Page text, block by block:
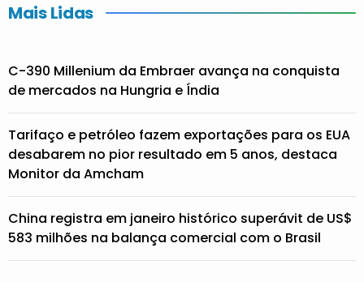
Mais Lidas
C-390 Millenium da Embraer avança na conquista
de mercados na Hungria e Índia
Tarifaço e petróleo fazem exportações para os EUA
desabarem no pior resultado em 5 anos, destaca
Monitor da Amcham
China registra em janeiro histórico superávit de US$
583 milhões na balança comercial com o Brasil